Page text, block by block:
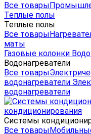
Все товары
Теплые полы
Теплые полы
Все товары
маты
Газовые колонки
Водонагреватели
Все товары
водонагреватели
водонагреватели
кондиционирования
Системы
Все товары